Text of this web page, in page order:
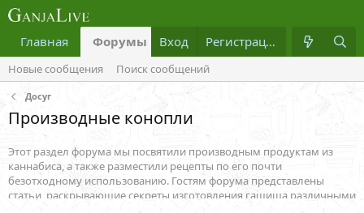
Главная Форумы Что нового? Медиа
Вход Регистрация
Новые сообщения Поиск сообщений
Досуг
Производные конопли
Этот раздел форума мы посвятили производным продуктам из
каннабиса, а также разместили рецепты по его почти
безотходному использованию. Гостям форума представлены
статьи, раскрывающие секреты изготовления гашиша различными